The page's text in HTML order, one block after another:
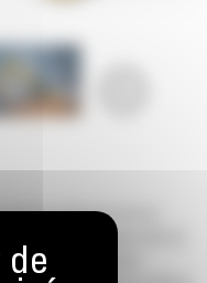
une extension de vos
le rendement